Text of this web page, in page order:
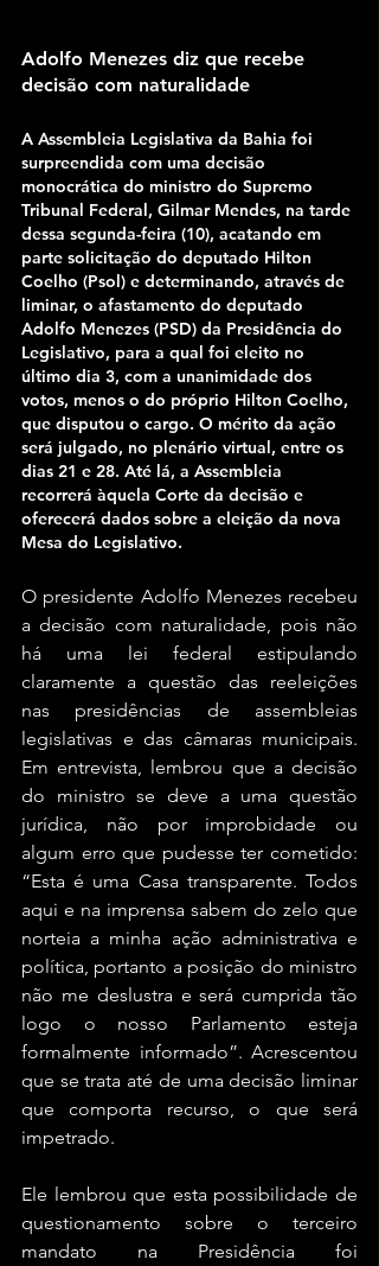
Adolfo Menezes diz que recebe
decisão com naturalidade
A Assembleia Legislativa da Bahia foi
surpreendida com uma decisão
monocrática do ministro do Supremo
Tribunal Federal, Gilmar Mendes, na tarde
dessa segunda-feira (10), acatando em
parte solicitação do deputado Hilton
Coelho (Psol) e determinando, através de
liminar, o afastamento do deputado
Adolfo Menezes (PSD) da Presidência do
Legislativo, para a qual foi eleito no
último dia 3, com a unanimidade dos
votos, menos o do próprio Hilton Coelho,
que disputou o cargo. O mérito da ação
será julgado, no plenário virtual, entre os
dias 21 e 28. Até lá, a Assembleia
recorrerá àquela Corte da decisão e
oferecerá dados sobre a eleição da nova
Mesa do Legislativo.
O presidente Adolfo Menezes recebeu
a decisão com naturalidade, pois não
há uma lei federal estipulando
claramente a questão das reeleições
nas presidências de assembleias
legislativas e das câmaras municipais.
Em entrevista, lembrou que a decisão
do ministro se deve a uma questão
jurídica, não por improbidade ou
algum erro que pudesse ter cometido:
“Esta é uma Casa transparente. Todos
aqui e na imprensa sabem do zelo que
norteia a minha ação administrativa e
política, portanto a posição do ministro
não me deslustra e será cumprida tão
logo o nosso Parlamento esteja
formalmente informado”. Acrescentou
que se trata até de uma decisão liminar
que comporta recurso, o que será
impetrado.
Ele lembrou que esta possibilidade de
questionamento sobre o terceiro
mandato na Presidência foi